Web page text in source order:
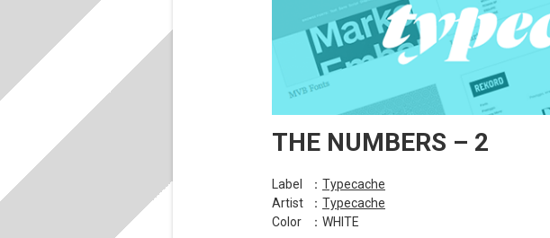
THE NUMBERS – 2
Label ： Typecache
Artist
： Typecache
Color
：WHITE